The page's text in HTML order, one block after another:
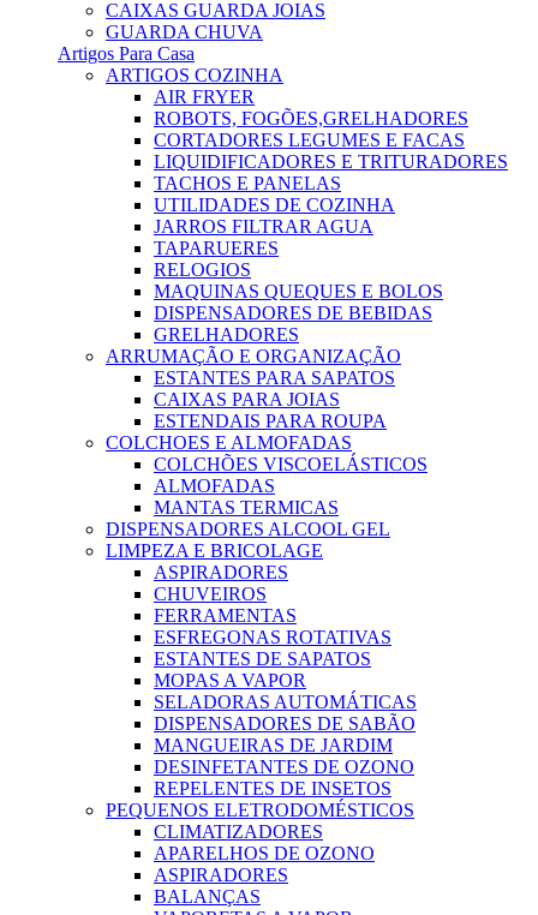
CAIXAS GUARDA JOIAS
GUARDA CHUVA
Artigos Para Casa
ARTIGOS COZINHA
AIR FRYER
ROBOTS, FOGÕES,GRELHADORES
CORTADORES LEGUMES E FACAS
LIQUIDIFICADORES E TRITURADORES
TACHOS E PANELAS
UTILIDADES DE COZINHA
JARROS FILTRAR AGUA
TAPARUERES
RELOGIOS
MAQUINAS QUEQUES E BOLOS
DISPENSADORES DE BEBIDAS
GRELHADORES
ARRUMAÇÃO E ORGANIZAÇÃO
ESTANTES PARA SAPATOS
CAIXAS PARA JOIAS
ESTENDAIS PARA ROUPA
COLCHOES E ALMOFADAS
COLCHÕES VISCOELÁSTICOS
ALMOFADAS
MANTAS TERMICAS
DISPENSADORES ALCOOL GEL
LIMPEZA E BRICOLAGE
ASPIRADORES
CHUVEIROS
FERRAMENTAS
ESFREGONAS ROTATIVAS
ESTANTES DE SAPATOS
MOPAS A VAPOR
SELADORAS AUTOMÁTICAS
DISPENSADORES DE SABÃO
MANGUEIRAS DE JARDIM
DESINFETANTES DE OZONO
REPELENTES DE INSETOS
PEQUENOS ELETRODOMÉSTICOS
CLIMATIZADORES
APARELHOS DE OZONO
ASPIRADORES
BALANÇAS